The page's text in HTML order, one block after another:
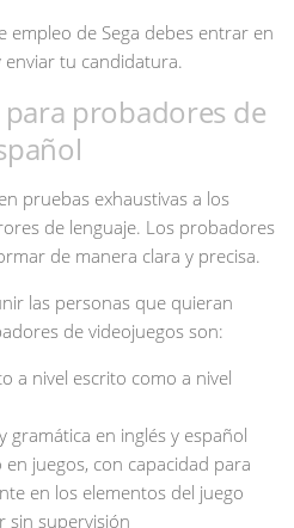
empleo de Sega debes entrar en
enviar tu candidatura.
probadores de
pruebas exhaustivas a los
de lenguaje. Los probadores
de manera clara y precisa.
las personas que quieran
de videojuegos son:
a nivel escrito como a nivel
gramática en inglés y español
juegos, con capacidad para
en los elementos del juego
sin supervisión